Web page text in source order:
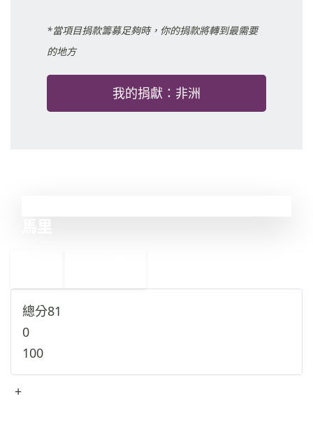
*當項目捐款籌募足夠時，你的捐款將轉到最需要
的地方
我的捐獻：非洲
總分81
0
100
+